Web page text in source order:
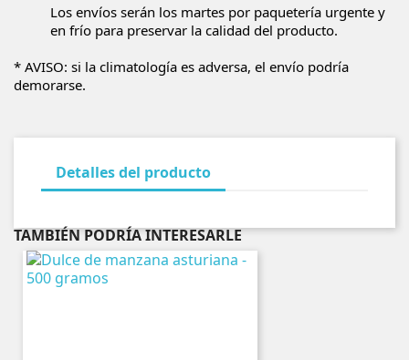
Los envíos serán los martes por paquetería urgente y
en frío para preservar la calidad del producto.
* AVISO: si la climatología es adversa, el envío podría
demorarse.
Detalles del producto
TAMBIÉN PODRÍA INTERESARLE